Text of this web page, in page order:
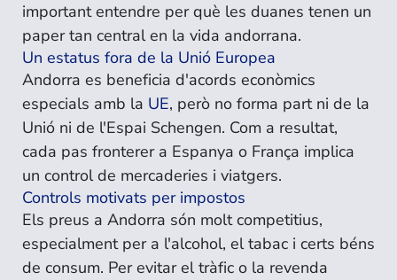
important entendre per què les duanes tenen un
paper tan central en la vida andorrana.
Un estatus fora de la Unió Europea
Andorra es beneficia d'acords econòmics
especials amb la UE, però no forma part ni de la
Unió ni de l'Espai Schengen. Com a resultat,
cada pas fronterer a Espanya o França implica
un control de mercaderies i viatgers.
Controls motivats per impostos
Els preus a Andorra són molt competitius,
especialment per a l'alcohol, el tabac i certs béns
de consum. Per evitar el tràfic o la revenda